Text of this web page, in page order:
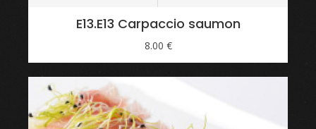
E13.E13 Carpaccio saumon
8.00 €